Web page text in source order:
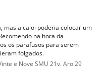
mas a caloi poderia colocar um
na hora da
os parafusos para serem
folgados.
e Nove SMU 21v. Aro 29